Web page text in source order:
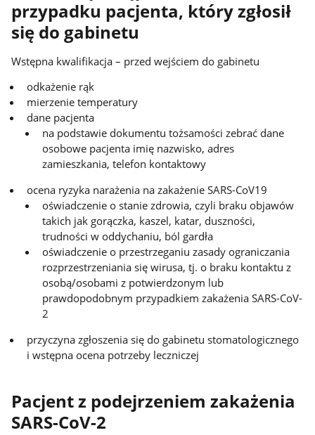
przypadku pacjenta, który zgłosił
się do gabinetu
Wstępna kwalifikacja – przed wejściem do gabinetu
odkażenie rąk
mierzenie temperatury
dane pacjenta
na podstawie dokumentu tożsamości zebrać dane
osobowe pacjenta imię nazwisko, adres
zamieszkania, telefon kontaktowy
ocena ryzyka narażenia na zakażenie SARS-CoV19
oświadczenie o stanie zdrowia, czyli braku objawów
takich jak gorączka, kaszel, katar, duszności,
trudności w oddychaniu, ból gardła
oświadczenie o przestrzeganiu zasady ograniczania
rozprzestrzeniania się wirusa, tj. o braku kontaktu z
osobą/osobami z potwierdzonym lub
prawdopodobnym przypadkiem zakażenia SARS-CoV-
2
przyczyna zgłoszenia się do gabinetu stomatologicznego
i wstępna ocena potrzeby leczniczej
Pacjent z podejrzeniem zakażenia
SARS-CoV-2